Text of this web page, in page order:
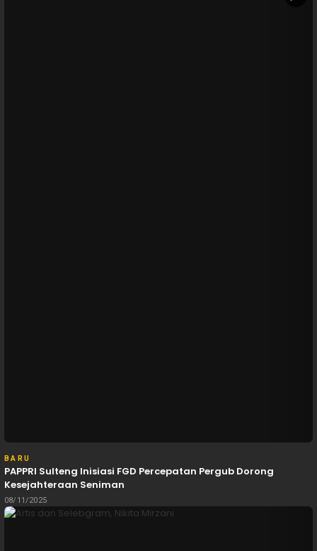
BARU
PAPPRI Sulteng Inisiasi FGD Percepatan Pergub Dorong
Kesejahteraan Seniman
08/11/2025